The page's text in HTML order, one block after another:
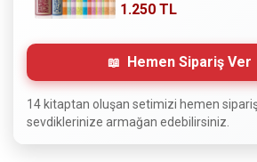
Normal Siteyi
1.250 TL
Hemen Sipariş Ver
14 kitaptan oluşan setimizi hemen
sevdiklerinize armağan edebilirsiniz.